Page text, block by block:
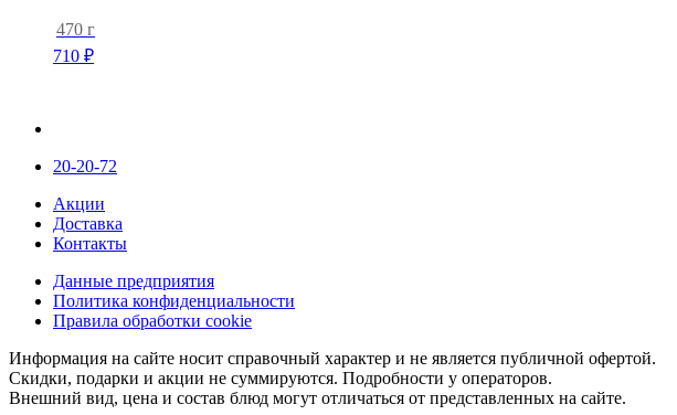
470 г
710 ₽
20-20-72
Акции
Доставка
Контакты
Данные предприятия
Политика конфиденциальности
Правила обработки cookie
Информация на сайте носит справочный характер и не является публичной офертой.
Скидки, подарки и акции не суммируются. Подробности у операторов.
Внешний вид, цена и состав блюд могут отличаться от представленных на сайте.